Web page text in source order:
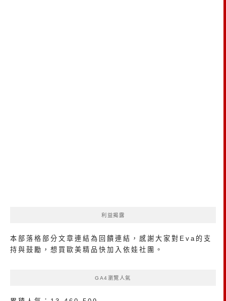
利益揭露
本部落格部分文章連結為回饋連結，感謝大家對Eva的支
持與鼓勵，想買歐美精品 快加入依娃社團 。
GA4瀏覽人氣